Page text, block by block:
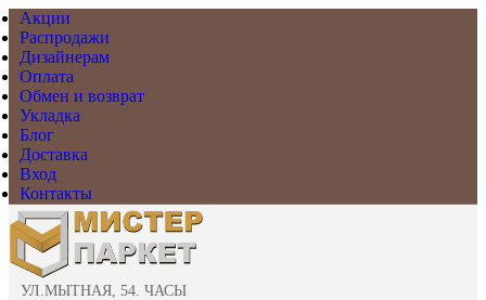
Акции
Распродажи
Дизайнерам
Оплата
Обмен и возврат
Укладка
Блог
Доставка
Вход
Контакты
УЛ.МЫТНАЯ, 54. ЧАСЫ